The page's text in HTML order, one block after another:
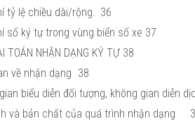
tỷ lệ chiều dài/rộng. 36
số ký tự trong vùng biển số xe 37
TOÁN NHẬN DẠNG KÝ TỰ 38
về nhận dạng 38
biểu diễn đối tượng, không gian diễn
và bản chất của quá trình nhận dạng